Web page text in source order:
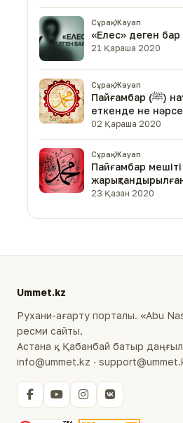
Сұрақ-Жауап
«Елес» деген бар
21 Қараша 2020
Сұрақ-Жауап
Пайғамбар (ﷺ) науқастарды зиярат
еткенде не
02 Қараша 2020
Сұрақ-Жауап
Пайғамбар мешіті
23 Қазан 2020
Ummet.kz
Рухани-ағарту порталы. «Abu
ресми сайты.
Астана қ., Қабанбай батыр
info@ummet.kz ·